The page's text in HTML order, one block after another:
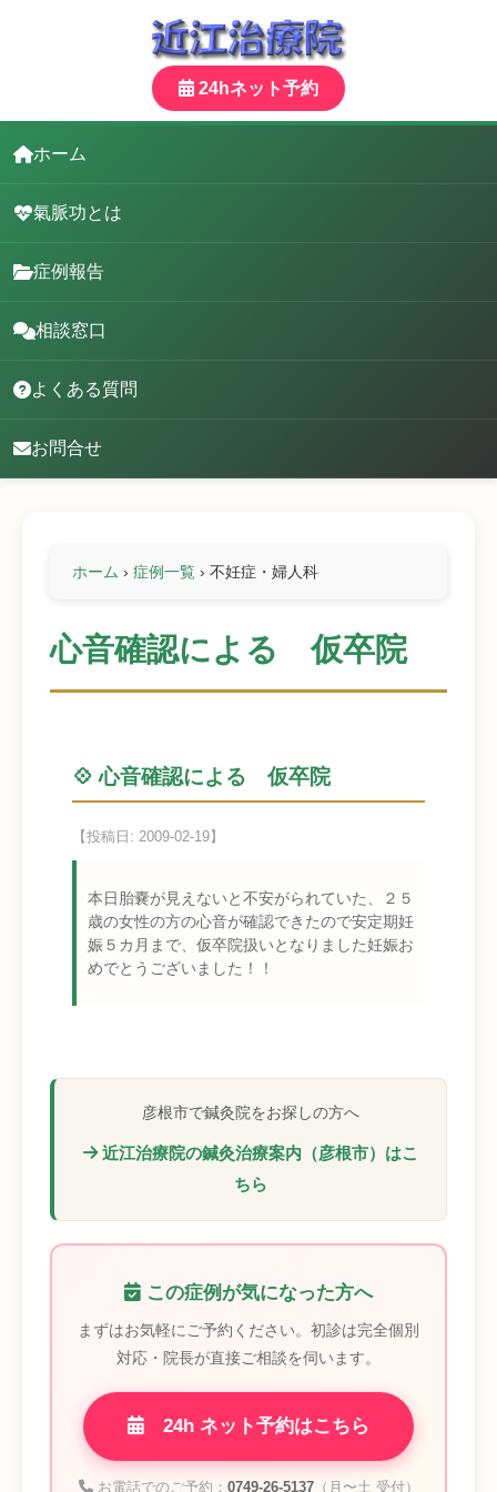
24hネット予約
ホーム
氣脈功とは
症例報告
相談窓口
よくある質問
お問合せ
ホーム › 症例一覧 › 不妊症・婦人科
心音確認による 仮卒院
💠 心音確認による 仮卒院
【投稿日: 2009-02-19】
本日胎嚢が見えないと不安がられていた、２５
歳の女性の方の心音が確認できたので安定期妊
娠５カ月まで、仮卒院扱いとなりました妊娠お
めでとうございました！！
彦根市で鍼灸院をお探しの方へ
近江治療院の鍼灸治療案内（彦根市）はこ
ちら
この症例が気になった方へ
まずはお気軽にご予約ください。初診は完全個別
対応・院長が直接ご相談を伺います。
24h ネット予約はこちら
お電話でのご予約： 0749-26-5137（月〜土 受付）